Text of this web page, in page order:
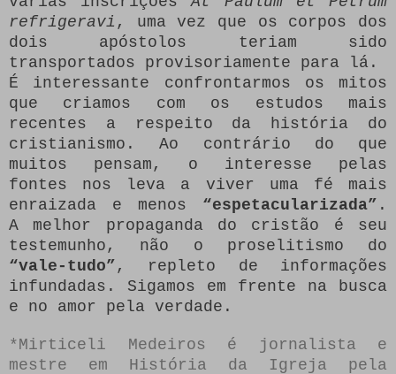
refrigeravi , uma vez que os corpos dos
dois apóstolos teriam sido
transportados provisoriamente para lá.
É interessante confrontarmos os mitos
que criamos com os estudos mais
recentes a respeito da história do
cristianismo. Ao contrário do que
muitos pensam, o interesse pelas
fontes nos leva a viver uma fé mais
enraizada e menos “espetacularizada” .
A melhor propaganda do cristão é seu
testemunho, não o proselitismo do
“vale-tudo” , repleto de informações
infundadas. Sigamos em frente na busca
e no amor pela verdade.
*Mirticeli Medeiros é jornalista e
mestre em História da Igreja pela